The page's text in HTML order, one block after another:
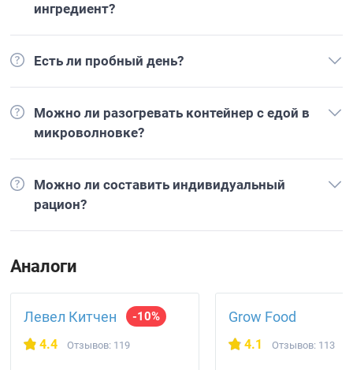
ингредиент?
Есть ли пробный день?
Можно ли разогревать контейнер с едой в
микроволновке?
Можно ли составить индивидуальный
рацион?
Аналоги
Левел Китчен -10%
4.4 Отзывов: 119
Grow Food
4.1 Отзывов: 113